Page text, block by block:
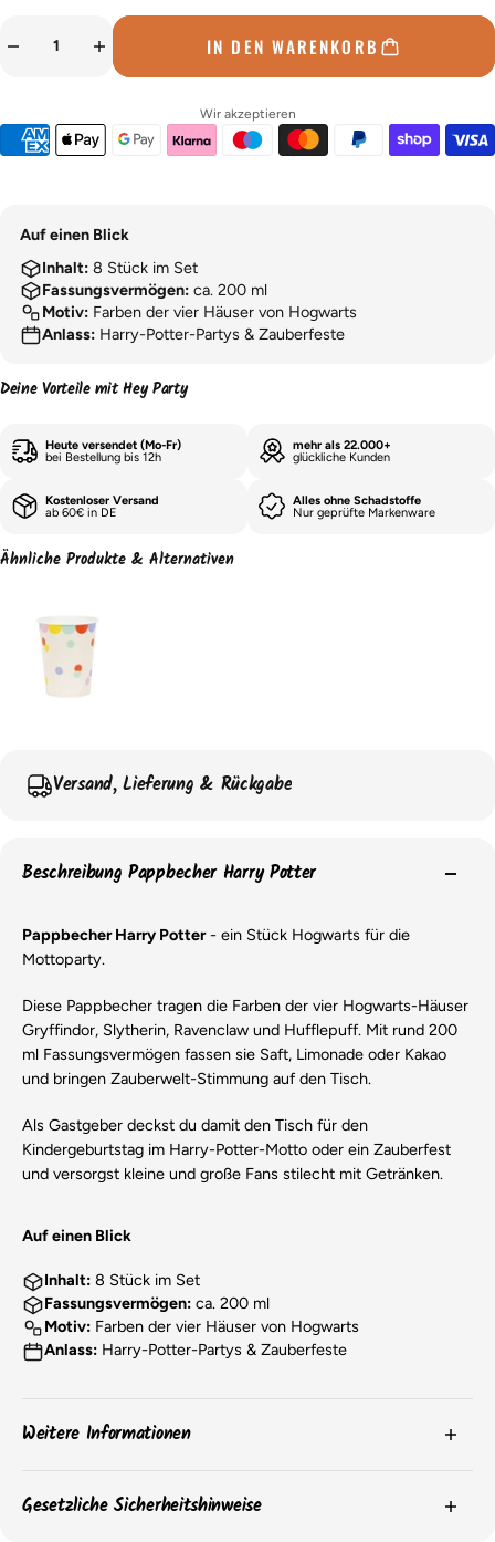
IN DEN WARENKORB
Wir akzeptieren
Auf einen Blick
Inhalt: 8 Stück im Set
Fassungsvermögen: ca. 200 ml
Motiv: Farben der vier Häuser von Hogwarts
Anlass: Harry-Potter-Partys & Zauberfeste
Deine Vorteile mit Hey Party
Heute versendet (Mo-Fr)
bei Bestellung bis 12h
mehr als 22.000+
glückliche Kunden
Kostenloser Versand
ab 60€ in DE
Alles ohne Schadstoffe
Nur geprüfte Markenware
Ähnliche Produkte & Alternativen
Versand, Lieferung & Rückgabe
Beschreibung Pappbecher Harry Potter
Pappbecher Harry Potter- ein Stück Hogwarts für die
Mottoparty.
Diese Pappbecher tragen die Farben der vier Hogwarts-Häuser
Gryffindor, Slytherin, Ravenclaw und Hufflepuff. Mit rund 200
ml Fassungsvermögen fassen sie Saft, Limonade oder Kakao
und bringen Zauberwelt-Stimmung auf den Tisch.
Als Gastgeber deckst du damit den Tisch für den
Kindergeburtstag im Harry-Potter-Motto oder ein Zauberfest
und versorgst kleine und große Fans stilecht mit Getränken.
Auf einen Blick
Inhalt: 8 Stück im Set
Fassungsvermögen: ca. 200 ml
Motiv: Farben der vier Häuser von Hogwarts
Anlass: Harry-Potter-Partys & Zauberfeste
Weitere Informationen
Die Farben
der Produkte können aufgrund von
Gesetzliche Sicherheitshinweise